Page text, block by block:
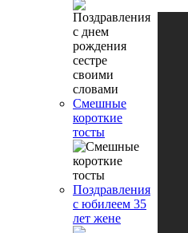
Смешные
короткие
тосты
Поздравления
с юбилеем 35
лет жене